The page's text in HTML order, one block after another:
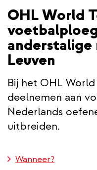
OHL World
anderstalige
Leuven
Bij het OHL
deelnemen aan
Nederlands
uitbreiden.
Wanneer?